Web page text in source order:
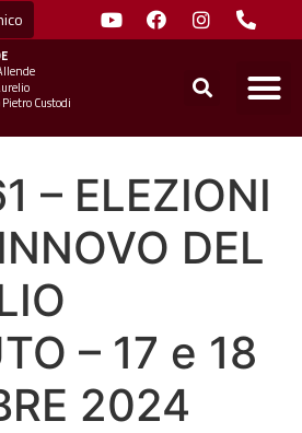
Custodi
– ELEZIONI
DEL
– 17 e 18
2024